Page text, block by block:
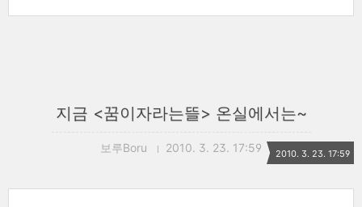
지금 <꿈이자라는뜰> 온실에서는~
보루Boru 2010. 3. 23. 17:59 2010. 3. 23. 17:59